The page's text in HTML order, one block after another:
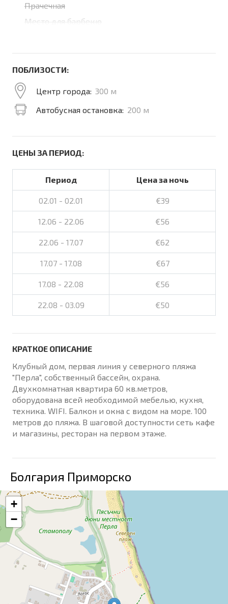
Прачечная
Место для барбекю
ПОБЛИЗОСТИ:
Центр города: 300 м
Автобусная остановка: 200 м
ЦЕНЫ ЗА ПЕРИОД:
Период Цена за ночь
02.01 - 02.01 €39
12.06 - 22.06 €56
22.06 - 17.07 €62
17.07 - 17.08 €67
17.08 - 22.08 €56
22.08 - 03.09 €50
КРАТКОЕ ОПИСАНИЕ
Клубный дом, первая линия у северного пляжа
"Перла", собственный бассейн, охрана.
Двухкомнатная квартира 60 кв.метров,
оборудована всей необходимой мебелью, кухня,
техника. WIFI. Балкон и окна с видом на море. 100
метров до пляжа. В шаговой доступности сеть кафе
и магазины, ресторан на первом этаже.
Болгария Приморско
+
−